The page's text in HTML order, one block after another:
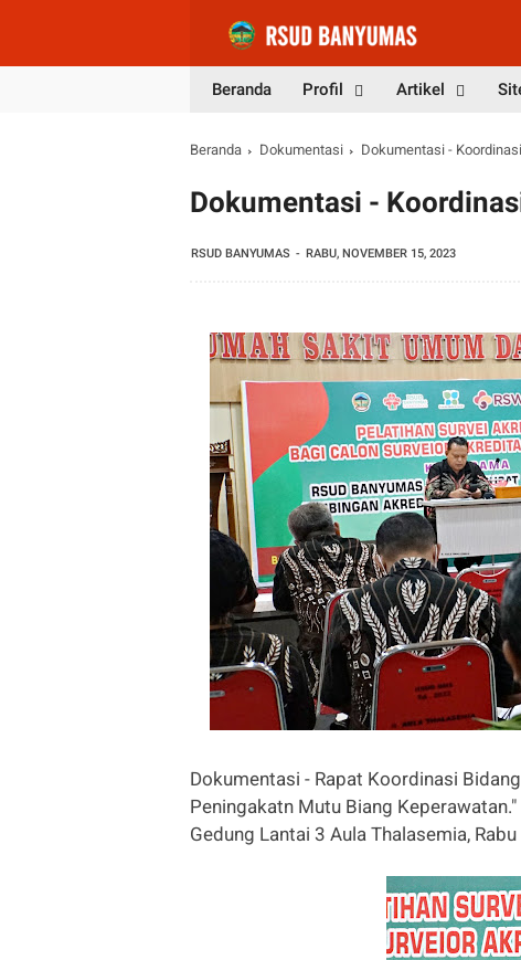
Beranda Profil Artikel
Beranda Dokumentasi Dokumentasi -
Dokumentasi -
RSUD BANYUMAS RABU, NOVEMBER 15, 2023
Dokumentasi - Rapat Koordinasi
Peningakatn Mutu Biang Keperawatan."
Gedung Lantai 3 Aula Thalasemia,